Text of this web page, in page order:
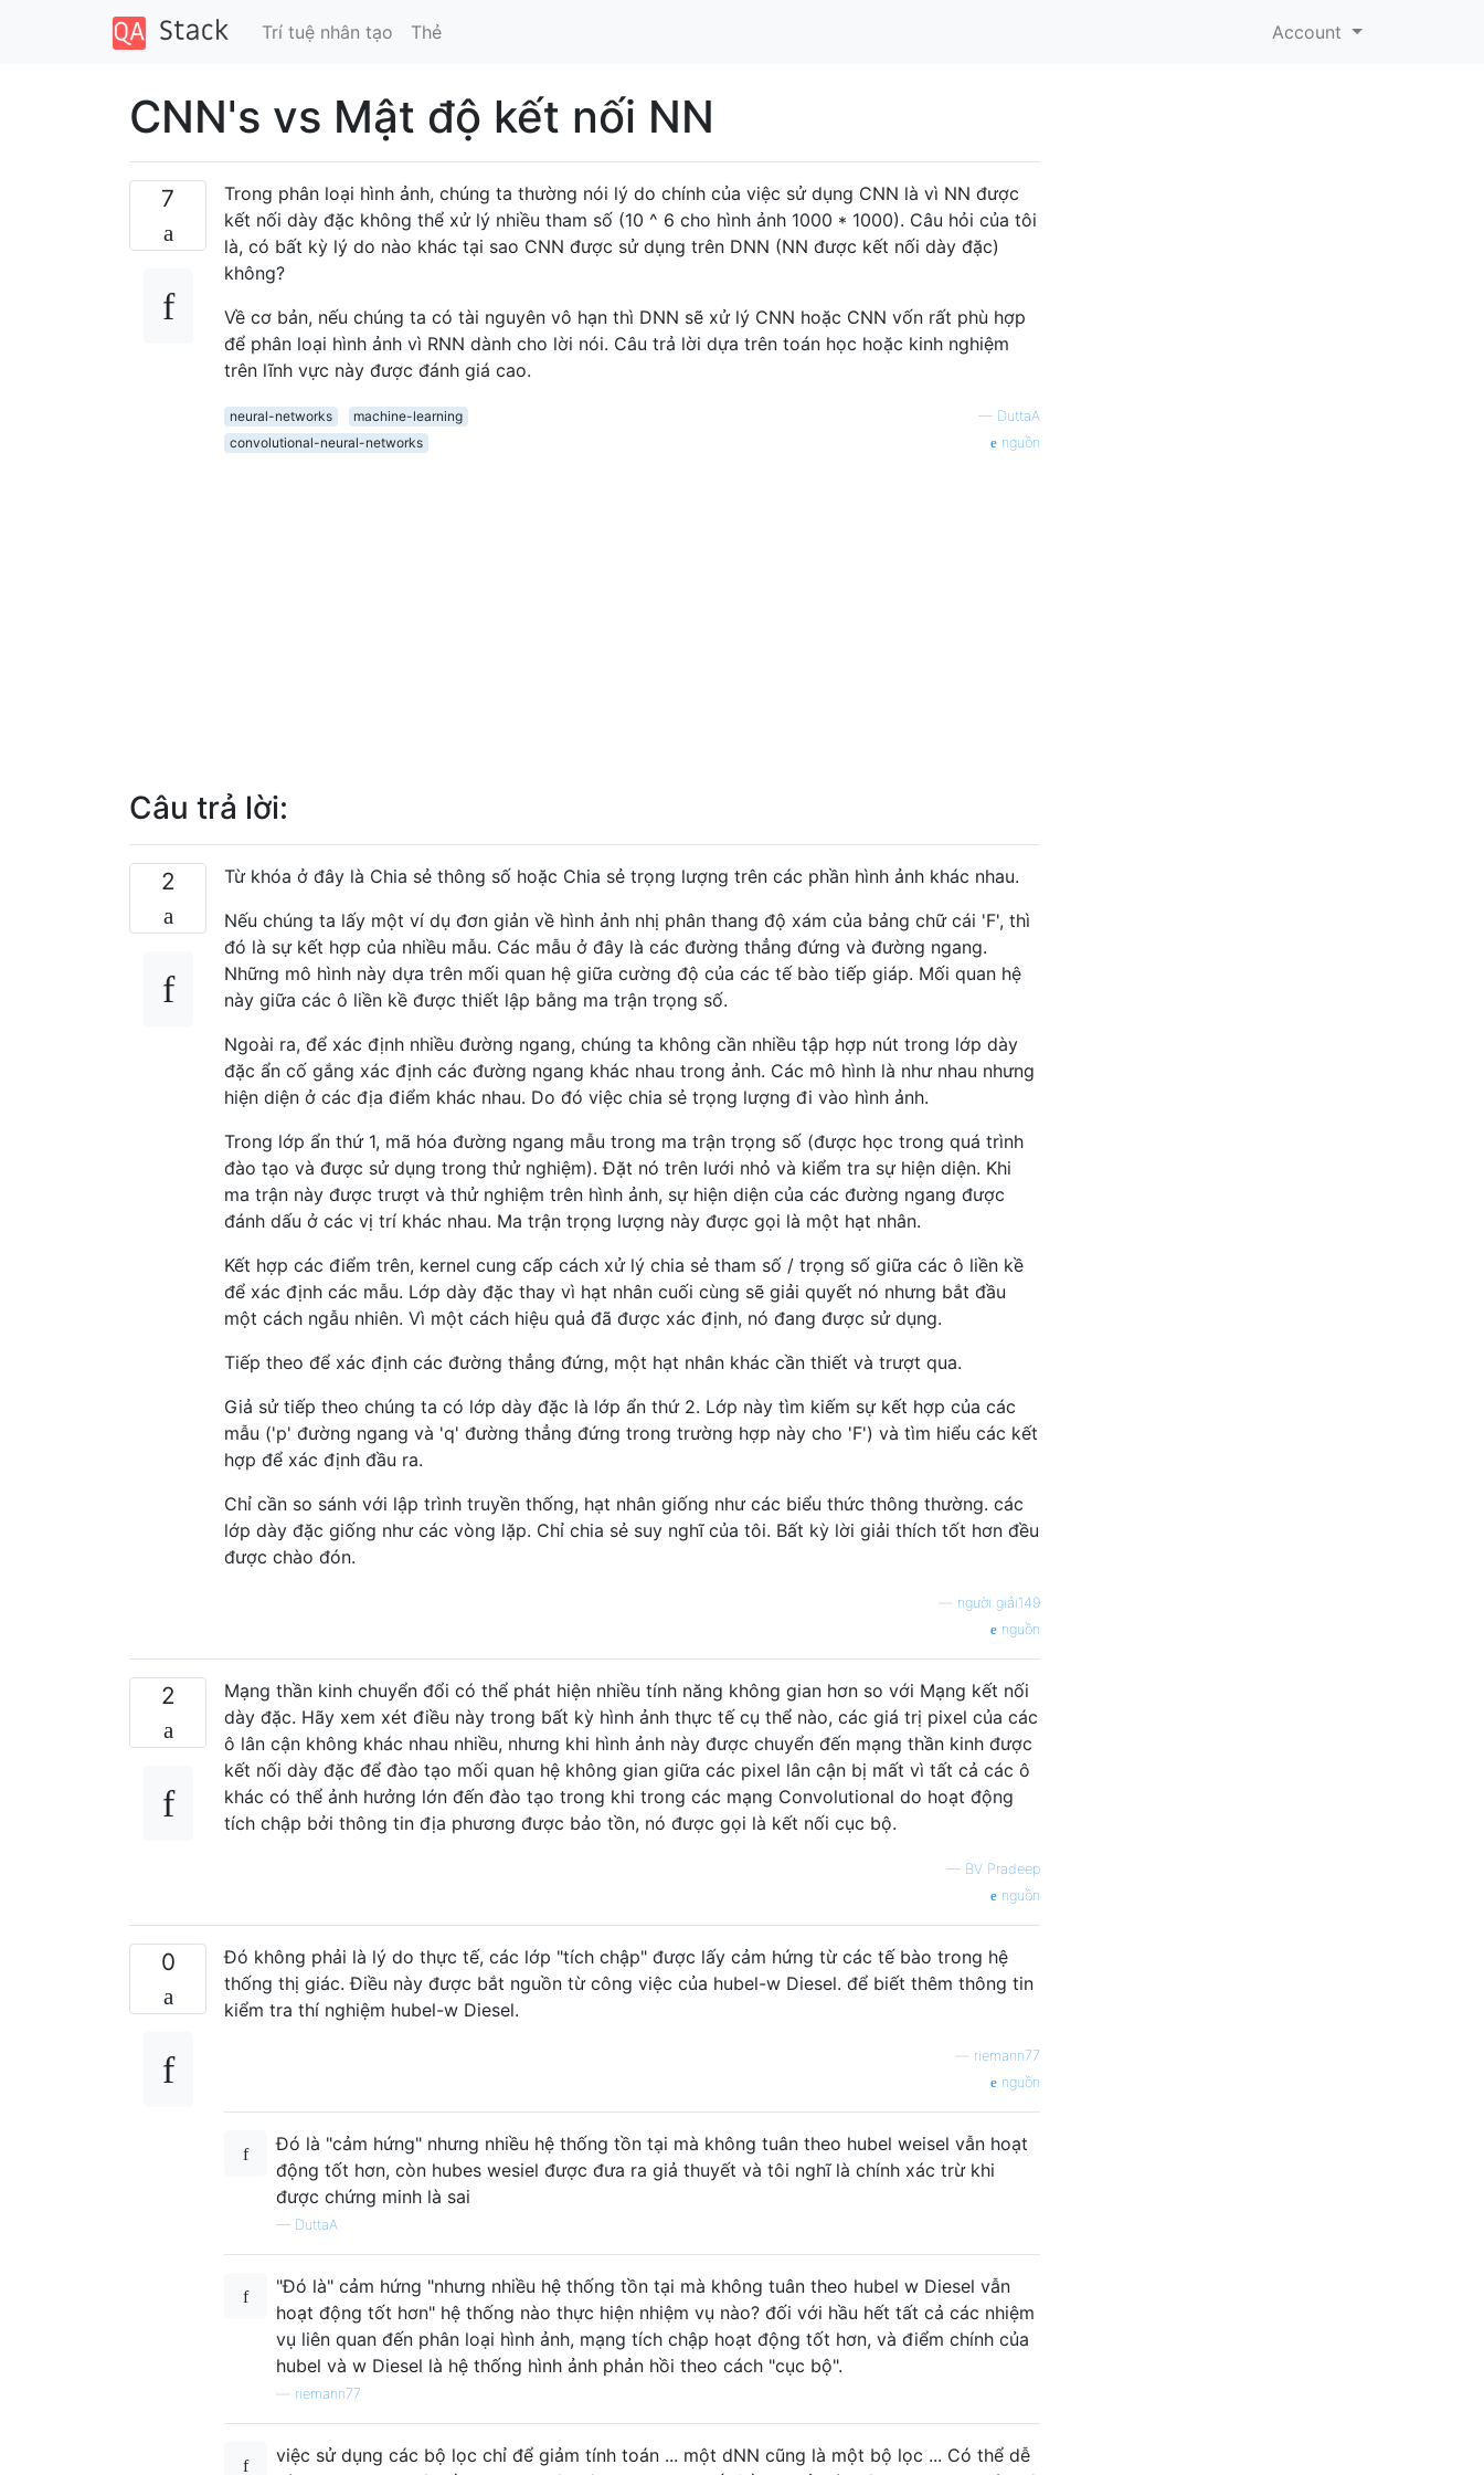
Trí tuệ nhân tạo Thẻ Account
CNN's vs Mật độ kết nối NN
7
Trong phân loại hình ảnh, chúng ta thường nói lý do chính của việc sử dụng CNN là vì NN được
kết nối dày đặc không thể xử lý nhiều tham số (10 ^ 6 cho hình ảnh 1000 * 1000). Câu hỏi của tôi
là, có bất kỳ lý do nào khác tại sao CNN được sử dụng trên DNN (NN được kết nối dày đặc)
không?
Về cơ bản, nếu chúng ta có tài nguyên vô hạn thì DNN sẽ xử lý CNN hoặc CNN vốn rất phù hợp
để phân loại hình ảnh vì RNN dành cho lời nói. Câu trả lời dựa trên toán học hoặc kinh nghiệm
trên lĩnh vực này được đánh giá cao.
neural-networks
machine-learning
convolutional-neural-networks
— DuttaA
nguồn
Câu trả lời:
2
Từ khóa ở đây là Chia sẻ thông số hoặc Chia sẻ trọng lượng trên các phần hình ảnh khác nhau.
Nếu chúng ta lấy một ví dụ đơn giản về hình ảnh nhị phân thang độ xám của bảng chữ cái 'F', thì
đó là sự kết hợp của nhiều mẫu. Các mẫu ở đây là các đường thẳng đứng và đường ngang.
Những mô hình này dựa trên mối quan hệ giữa cường độ của các tế bào tiếp giáp. Mối quan hệ
này giữa các ô liền kề được thiết lập bằng ma trận trọng số.
Ngoài ra, để xác định nhiều đường ngang, chúng ta không cần nhiều tập hợp nút trong lớp dày
đặc ẩn cố gắng xác định các đường ngang khác nhau trong ảnh. Các mô hình là như nhau nhưng
hiện diện ở các địa điểm khác nhau. Do đó việc chia sẻ trọng lượng đi vào hình ảnh.
Trong lớp ẩn thứ 1, mã hóa đường ngang mẫu trong ma trận trọng số (được học trong quá trình
đào tạo và được sử dụng trong thử nghiệm). Đặt nó trên lưới nhỏ và kiểm tra sự hiện diện. Khi
ma trận này được trượt và thử nghiệm trên hình ảnh, sự hiện diện của các đường ngang được
đánh dấu ở các vị trí khác nhau. Ma trận trọng lượng này được gọi là một hạt nhân.
Kết hợp các điểm trên, kernel cung cấp cách xử lý chia sẻ tham số / trọng số giữa các ô liền kề
để xác định các mẫu. Lớp dày đặc thay vì hạt nhân cuối cùng sẽ giải quyết nó nhưng bắt đầu
một cách ngẫu nhiên. Vì một cách hiệu quả đã được xác định, nó đang được sử dụng.
Tiếp theo để xác định các đường thẳng đứng, một hạt nhân khác cần thiết và trượt qua.
Giả sử tiếp theo chúng ta có lớp dày đặc là lớp ẩn thứ 2. Lớp này tìm kiếm sự kết hợp của các
mẫu ('p' đường ngang và 'q' đường thẳng đứng trong trường hợp này cho 'F') và tìm hiểu các kết
hợp để xác định đầu ra.
Chỉ cần so sánh với lập trình truyền thống, hạt nhân giống như các biểu thức thông thường. các
lớp dày đặc giống như các vòng lặp. Chỉ chia sẻ suy nghĩ của tôi. Bất kỳ lời giải thích tốt hơn đều
được chào đón.
người giải149
nguồn
2
Mạng thần kinh chuyển đổi có thể phát hiện nhiều tính năng không gian hơn so với Mạng kết nối
dày đặc. Hãy xem xét điều này trong bất kỳ hình ảnh thực tế cụ thể nào, các giá trị pixel của các
ô lân cận không khác nhau nhiều, nhưng khi hình ảnh này được chuyển đến mạng thần kinh được
kết nối dày đặc để đào tạo mối quan hệ không gian giữa các pixel lân cận bị mất vì tất cả các ô
khác có thể ảnh hưởng lớn đến đào tạo trong khi trong các mạng Convolutional do hoạt động
tích chập bởi thông tin địa phương được bảo tồn, nó được gọi là kết nối cục bộ.
— BV Pradeep
nguồn
0
Đó không phải là lý do thực tế, các lớp "tích chập" được lấy cảm hứng từ các tế bào trong hệ
thống thị giác. Điều này được bắt nguồn từ công việc của hubel-w Diesel. để biết thêm thông tin
kiểm tra thí nghiệm hubel-w Diesel.
riemann77
nguồn
Đó là "cảm hứng" nhưng nhiều hệ thống tồn tại mà không tuân theo hubel weisel vẫn hoạt
động tốt hơn, còn hubes wesiel được đưa ra giả thuyết và tôi nghĩ là chính xác trừ khi
được chứng minh là sai
— DuttaA
"Đó là" cảm hứng "nhưng nhiều hệ thống tồn tại mà không tuân theo hubel w Diesel vẫn
hoạt động tốt hơn" hệ thống nào thực hiện nhiệm vụ nào? đối với hầu hết tất cả các nhiệm
vụ liên quan đến phân loại hình ảnh, mạng tích chập hoạt động tốt hơn, và điểm chính của
hubel và w Diesel là hệ thống hình ảnh phản hồi theo cách "cục bộ".
riemann77
việc sử dụng các bộ lọc chỉ để giảm tính toán ... một dNN cũng là một bộ lọc ... Có thể dễ